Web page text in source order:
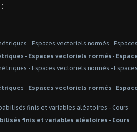
- Espaces vectoriels normés -
- Espaces vectoriels normés -
finis et variables aléatoires - Cours